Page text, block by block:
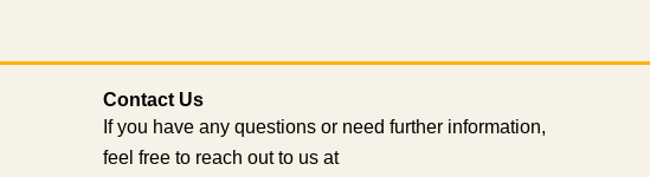
Contact Us
If you have any questions or need further information,
feel free to reach out to us at